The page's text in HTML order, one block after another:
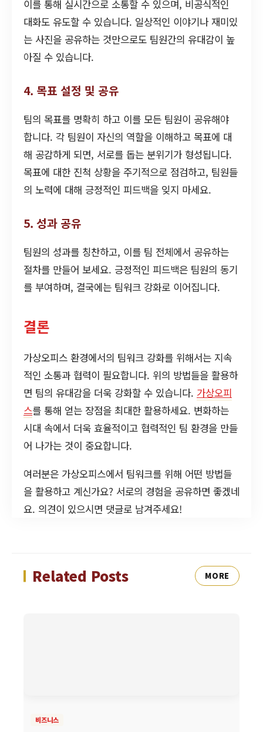
이를 통해 실시간으로 소통할 수 있으며, 비공식적인
대화도 유도할 수 있습니다. 일상적인 이야기나 재미있
는 사진을 공유하는 것만으로도 팀원간의 유대감이 높
아질 수 있습니다.
4. 목표 설정 및 공유
팀의 목표를 명확히 하고 이를 모든 팀원이 공유해야
합니다. 각 팀원이 자신의 역할을 이해하고 목표에 대
해 공감하게 되면, 서로를 돕는 분위기가 형성됩니다.
목표에 대한 진척 상황을 주기적으로 점검하고, 팀원들
의 노력에 대해 긍정적인 피드백을 잊지 마세요.
5. 성과 공유
팀원의 성과를 칭찬하고, 이를 팀 전체에서 공유하는
절차를 만들어 보세요. 긍정적인 피드백은 팀원의 동기
를 부여하며, 결국에는 팀워크 강화로 이어집니다.
결론
가상오피스 환경에서의 팀워크 강화를 위해서는 지속
적인 소통과 협력이 필요합니다. 위의 방법들을 활용하
면 팀의 유대감을 더욱 강화할 수 있습니다. 가상오피
스를 통해 얻는 장점을 최대한 활용하세요. 변화하는
시대 속에서 더욱 효율적이고 협력적인 팀 환경을 만들
어 나가는 것이 중요합니다.
여러분은 가상오피스에서 팀워크를 위해 어떤 방법들
을 활용하고 계신가요? 서로의 경험을 공유하면 좋겠네
요. 의견이 있으시면 댓글로 남겨주세요!
Related Posts MORE
비즈니스